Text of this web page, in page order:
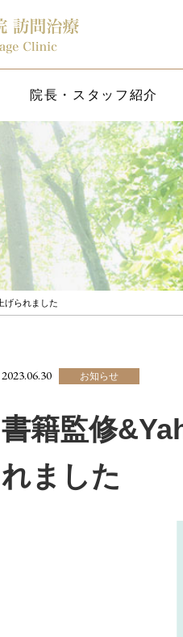
院長・スタッフ紹介
げられました
2023.06.30 お知らせ
書籍監修
れました